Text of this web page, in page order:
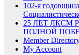
102-я
25 ЛЕТ ЛКСМ
ПОЛНОЙ
Member
My Account